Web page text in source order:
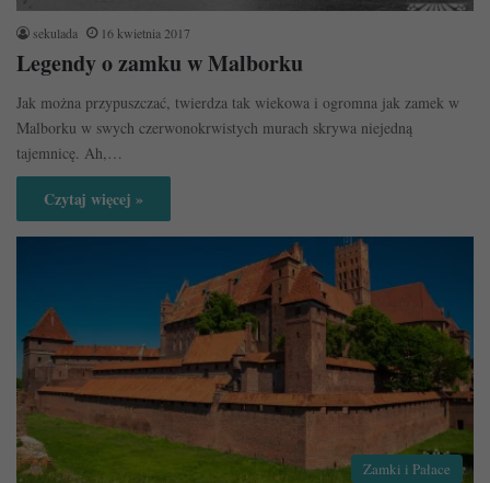
sekulada 16 kwietnia 2017
Legendy o zamku w Malborku
Jak można przypuszczać, twierdza tak wiekowa i ogromna jak zamek w
Malborku w swych czerwonokrwistych murach skrywa niejedną
tajemnicę. Ah,…
Czytaj więcej »
Zamki i Pałace